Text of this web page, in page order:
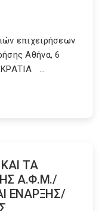
επιχειρήσεων
Αθήνα, 6
...
ΤΑ
Α.Φ.Μ./
ΕΝΑΡΞΗΣ/